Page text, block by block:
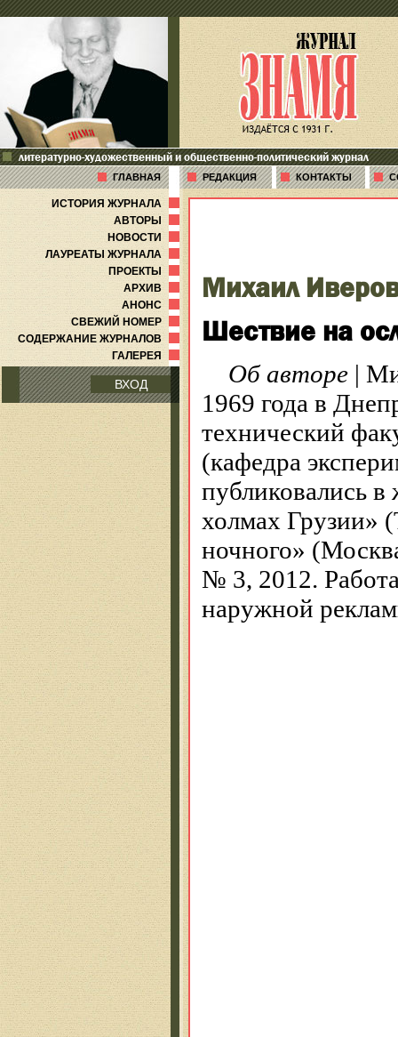
литературно-художественный и общественно-политический журнал
ГЛАВНАЯ РЕДАКЦИЯ КОНТАКТЫ
ИСТОРИЯ ЖУРНАЛА
АВТОРЫ
НОВОСТИ
ЛАУРЕАТЫ ЖУРНАЛА
ПРОЕКТЫ
АРХИВ
АНОНС
СВЕЖИЙ НОМЕР
СОДЕРЖАНИЕ ЖУРНАЛОВ
ГАЛЕРЕЯ
ВХОД
Михаил
Шествие на
Об авторе |
1969 года в
технический
(кафедра
публиковались
холмах Грузии»
ночного»
№ 3, 2012.
наружной